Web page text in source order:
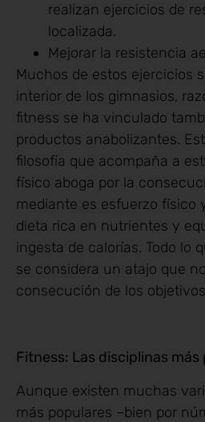
realizan ejercicios de
localizada.
Mejorar la resistencia
Muchos de estos ejercicios
interior de los gimnasios,
fitness se ha vinculado
productos anabolizantes.
filosofía que acompaña a
físico aboga por la
mediante es esfuerzo físico
dieta rica en nutrientes y
ingesta de calorías. Todo lo
se considera un atajo que
consecución de los
Fitness: Las disciplinas más
Aunque existen muchas
más populares –bien por